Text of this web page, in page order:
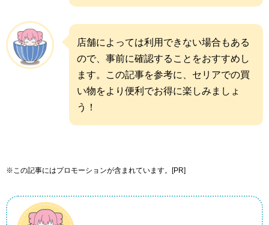
店舗によっては利用できない場合もある
ので、事前に確認することをおすすめし
ます。この記事を参考に、セリアでの買
い物をより便利でお得に楽しみましょ
う！
※この記事にはプロモーションが含まれています。[PR]